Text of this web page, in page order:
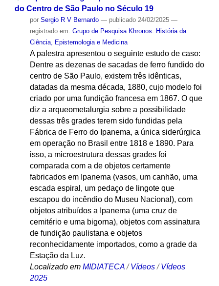
do Centro de São Paulo no Século 19
por Sergio R V Bernardo — publicado24/02/2025 —
registrado em: Grupo de Pesquisa Khronos: História da
Ciência, Epistemologia e Medicina
A palestra apresentou o seguinte estudo de caso:
Dentre as dezenas de sacadas de ferro fundido do
centro de São Paulo, existem três idênticas,
datadas da mesma década, 1880, cujo modelo foi
criado por uma fundição francesa em 1867. O que
diz a arqueometalurgia sobre a possibilidade
dessas três grades terem sido fundidas pela
Fábrica de Ferro do Ipanema, a única siderúrgica
em operação no Brasil entre 1818 e 1890. Para
isso, a microestrutura dessas grades foi
comparada com a de objetos certamente
fabricados em Ipanema (vasos, um canhão, uma
escada espiral, um pedaço de lingote que
escapou do incêndio do Museu Nacional), com
objetos atribuídos a Ipanema (uma cruz de
cemitério e uma bigorna), objetos com assinatura
de fundição paulistana e objetos
reconhecidamente importados, como a grade da
Estação da Luz.
Localizado em MIDIATECA /Vídeos /Vídeos
2025